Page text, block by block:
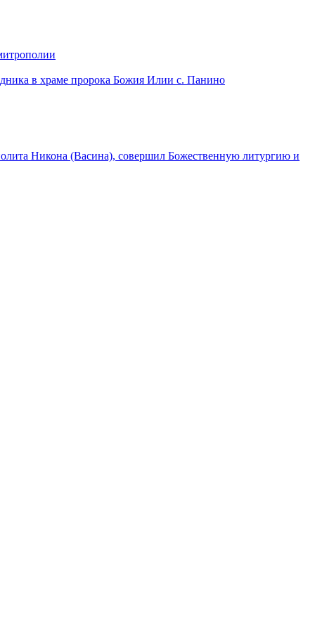
в храме пророка Божия Илии с. Панино
Никона (Васина), совершил Божественную литургию и